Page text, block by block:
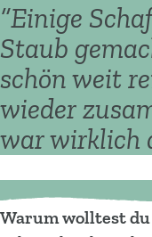
“Einige
Staub
schön weit
wieder
war wirklich
Warum wolltest